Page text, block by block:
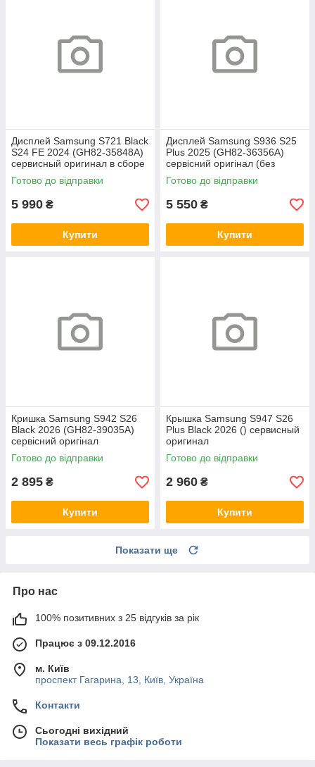
Дисплей Samsung S721 Black
S24 FE 2024 (GH82-35848A)
сервисный оригинал в сборе
с рамкой
Готово до відправки
5 990 ₴
Купити
Дисплей Samsung S936 S25
Plus 2025 (GH82-36356A)
сервісний оригінал (без
рамки)
Готово до відправки
5 550 ₴
Купити
Кришка Samsung S942 S26
Black 2026 (GH82-39035A)
сервісний оригінал
Готово до відправки
2 895 ₴
Купити
Крышка Samsung S947 S26
Plus Black 2026 () сервисный
оригинал
Готово до відправки
2 960 ₴
Купити
Показати ще
Про нас
100% позитивних з 25 відгуків за рік
Працює з 09.12.2016
м. Київ
проспект Гагарина, 13, Київ, Україна
Контакти
Сьогодні вихідний
Показати весь графік роботи